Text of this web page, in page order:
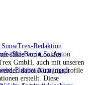
Hilfe von Cookies
GmbH, auch mit unseren
dabei Nutzungsprofile
erstellt. Diese
Redaktion
Ski-Bar in St. Anton
Pistenwartung nach